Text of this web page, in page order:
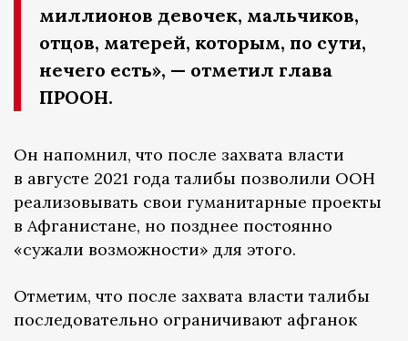
миллионов девочек, мальчиков,
отцов, матерей, которым, по сути,
нечего есть», — отметил глава
ПРООН.
Он напомнил, что после захвата власти
в августе 2021 года талибы позволили ООН
реализовывать свои гуманитарные проекты
в Афганистане, но позднее постоянно
«сужали возможности» для этого.
Отметим, что после захвата власти талибы
последовательно ограничивают афганок